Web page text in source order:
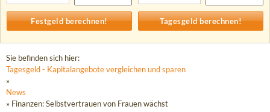
Sie befinden sich hier:
Tagesgeld - Kapitalangebote vergleichen und sparen
»
News
» Finanzen: Selbstvertrauen von Frauen wächst